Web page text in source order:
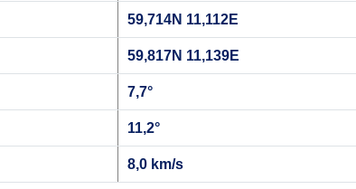
59,714N 11,112E
59,817N 11,139E
7,7°
11,2°
8,0 km/s